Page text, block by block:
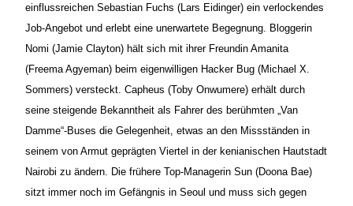
einflussreichen Sebastian Fuchs (Lars Eidinger) ein verlockendes
Job-Angebot und erlebt eine unerwartete Begegnung. Bloggerin
Nomi (Jamie Clayton) hält sich mit ihrer Freundin Amanita
(Freema Agyeman) beim eigenwilligen Hacker Bug (Michael X.
Sommers) versteckt. Capheus (Toby Onwumere) erhält durch
seine steigende Bekanntheit als Fahrer des berühmten „Van
Damme“-Buses die Gelegenheit, etwas an den Missständen in
seinem von Armut geprägten Viertel in der kenianischen Hautstadt
Nairobi zu ändern. Die frühere Top-Managerin Sun (Doona Bae)
sitzt immer noch im Gefängnis in Seoul und muss sich gegen